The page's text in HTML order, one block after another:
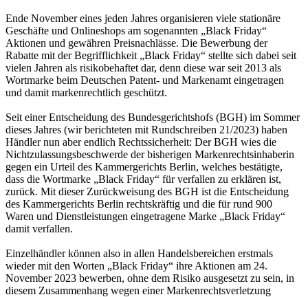
Ende November eines jeden Jahres organisieren viele stationäre
Geschäfte und Onlineshops am sogenannten „Black Friday“
Aktionen und gewähren Preisnachlässe. Die Bewerbung der
Rabatte mit der Begrifflichkeit „Black Friday“ stellte sich dabei seit
vielen Jahren als risikobehaftet dar, denn diese war seit 2013 als
Wortmarke beim Deutschen Patent- und Markenamt eingetragen
und damit markenrechtlich geschützt.
Seit einer Entscheidung des Bundesgerichtshofs (BGH) im Sommer
dieses Jahres (wir berichteten mit Rundschreiben 21/2023) haben
Händler nun aber endlich Rechtssicherheit: Der BGH wies die
Nichtzulassungsbeschwerde der bisherigen Markenrechtsinhaberin
gegen ein Urteil des Kammergerichts Berlin, welches bestätigte,
dass die Wortmarke „Black Friday“ für verfallen zu erklären ist,
zurück. Mit dieser Zurückweisung des BGH ist die Entscheidung
des Kammergerichts Berlin rechtskräftig und die für rund 900
Waren und Dienstleistungen eingetragene Marke „Black Friday“
damit verfallen.
Einzelhändler können also in allen Handelsbereichen erstmals
wieder mit den Worten „Black Friday“ ihre Aktionen am 24.
November 2023 bewerben, ohne dem Risiko ausgesetzt zu sein, in
diesem Zusammenhang wegen einer Markenrechtsverletzung